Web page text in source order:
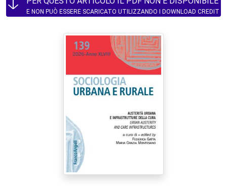
E NON PUÒ ESSERE SCARICATO UTILIZZANDO I DOWNLOAD CREDIT